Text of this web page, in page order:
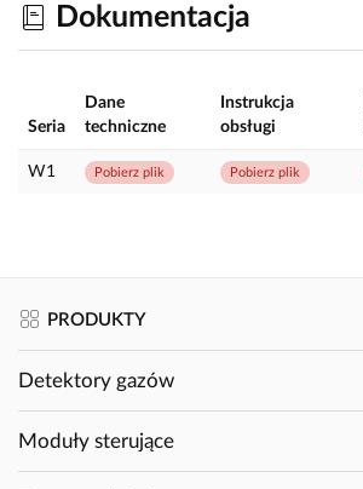
Dokumentacja
Seria
Dane
techniczne
Instrukcja
obsługi
W1 Pobierz plik Pobierz plik
PRODUKTY
Detektory gazów
Moduły sterujące